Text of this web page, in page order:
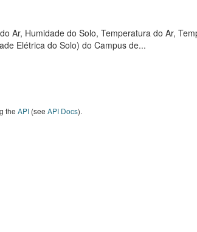
Ar, Humidade do Solo, Temperatura do Ar,
Elétrica do Solo) do Campus de...
the API (see API Docs).